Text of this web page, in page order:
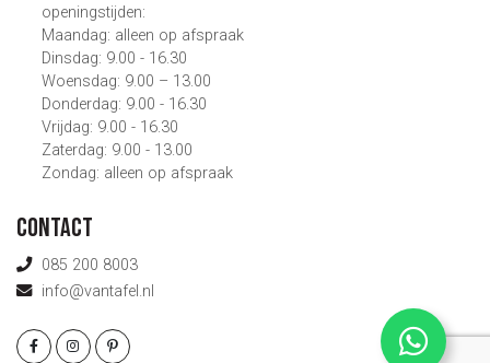
openingstijden:
Maandag: alleen op afspraak
Dinsdag: 9.00 - 16.30
Woensdag: 9.00 – 13.00
Donderdag: 9.00 - 16.30
Vrijdag: 9.00 - 16.30
Zaterdag: 9.00 - 13.00
Zondag: alleen op afspraak
Contact
085 200 8003
info@vantafel.nl